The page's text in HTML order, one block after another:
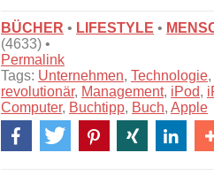
BÜCHER • LIFESTYLE •
(4633) •
Permalink
Tags: Unternehmen, Technologie,
revolutionär, Management, iPod,
Computer, Buchtipp, Buch, Apple